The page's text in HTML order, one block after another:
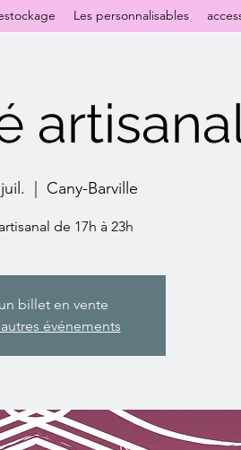
Les personnalisables
  |
Cany-Barville
de 17h à 23h
billet en vente
événements